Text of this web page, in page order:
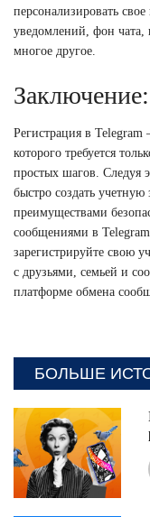
персонализировать
уведомлений, фон чата,
многое другое.
Заключение:
Регистрация в
которого требуется
простых шагов. Следуя
быстро создать учетную
преимуществами
сообщениями в
зарегистрируйте свою
с друзьями, семьей и
платформе обмена
БОЛЬШЕ